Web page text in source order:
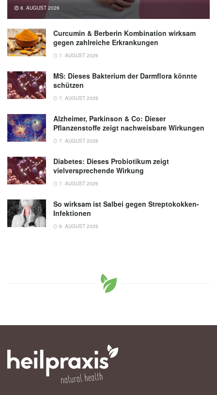
Mendelian Randomization Study; in: Journal
of Clinical Endocrinology & Metabolism
(veröffentlicht 22.02.2024),Journal of Clinical
Endocrinology & Metabolism
8. AUGUST 2026
Curcumin & Berberin Kombination wirksam
gegen zahlreiche Erkrankungen
7. AUGUST 2026
MS: Dieses Bakterium der Darmflora könnte
schützen
7. AUGUST 2026
Alzheimer, Parkinson & Co: Dieser
Pflanzenstoffe zeigt nachweisbare Wirkungen
7. AUGUST 2026
Diabetes: Dieses Probiotikum zeigt
vielversprechende Wirkung
7. AUGUST 2026
So wirksam ist Salbei gegen Streptokokken-
Infektionen
6. AUGUST 2026